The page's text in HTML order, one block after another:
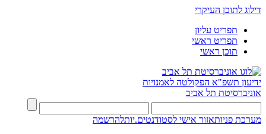
דילוג לתוכן העיקרי
תפריט עליון
תפריט ראשי
תוכן ראשי
ידיעון תשפ"א הפקולטה לאמנויות
אוניברסיטת תל אביב
מערכת פניותאזור אישי לסטודנטים.יותלהרשמה